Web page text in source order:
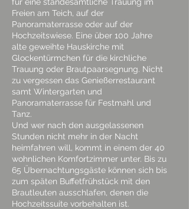
Freien am Teich, auf der
Panoramaterrasse oder auf der
Hochzeitswiese. Eine über 100 Jahre
alte geweihte Hauskirche mit
Glockentürmchen für die kirchliche
Trauung oder Brautpaarsegnung. Nicht
zu vergessen das Genießerrestaurant
samt Wintergarten und
Panoramaterrasse für Festmahl und
Tanz.
Und wer nach den ausgelassenen
Stunden nicht mehr in der Nacht
heimfahren will, kommt in einem der 40
wohnlichen Komfortzimmer unter. Bis zu
65 Übernachtungsgäste können sich bis
zum späten Buffetfrühstück mit den
Brautleuten ausschlafen, denen die
Hochzeitssuite vorbehalten ist.